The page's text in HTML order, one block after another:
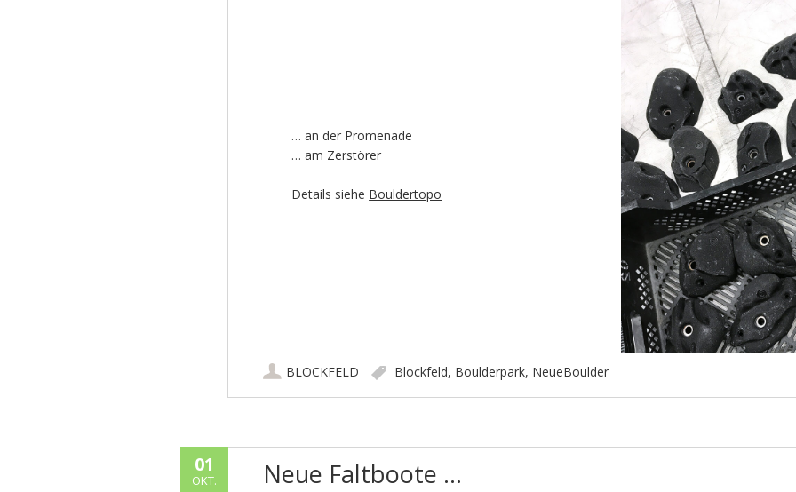
… an der Promenade
… am Zerstörer
Details siehe Bouldertopo
BLOCKFELD Blockfeld, Boulderpark, NeueBoulder
01
OKT. Neue Faltboote …